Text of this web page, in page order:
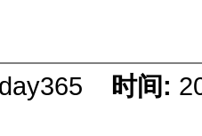
时间: